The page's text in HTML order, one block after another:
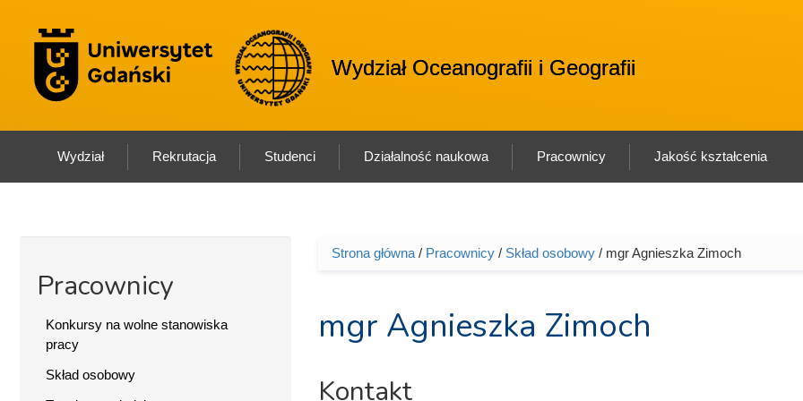
Wydział Oceanografii i Geografii
Wydział Rekrutacja Studenci Działalność naukowa Pracownicy Jakość kształcenia
Pracownicy
Konkursy na wolne stanowiska
pracy
Skład osobowy
Jesteś tutaj
Strona główna/ Pracownicy/ Skład osobowy/ mgr Agnieszka Zimoch
mgr Agnieszka Zimoch
Kontakt